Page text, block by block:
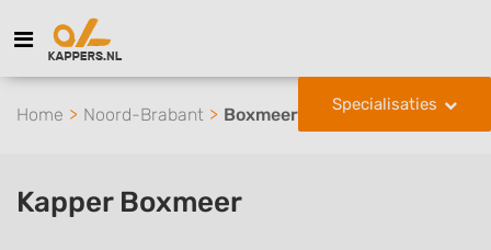
Specialisaties
Home Noord-Brabant Boxmeer
Kapper Boxmeer